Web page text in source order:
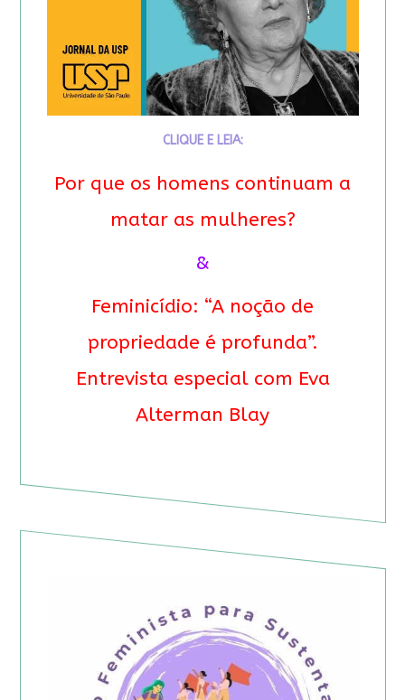
CLIQUE E LEIA:
Por que os homens continuam a
matar as mulheres?
&
Feminicídio: “A noção de
propriedade é profunda”.
Entrevista especial com Eva
Alterman Blay